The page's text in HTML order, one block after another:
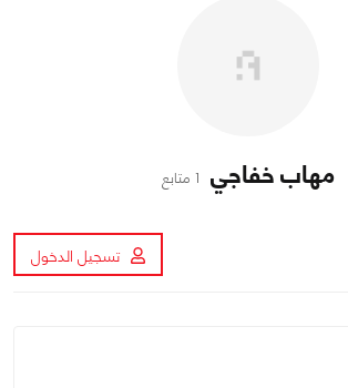
مهاب خفاجي 1 متابع
تسجيل الدخول